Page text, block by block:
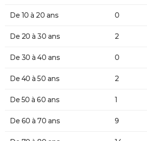
De 10 à 20 ans 0
De 20 à 30 ans 2
De 30 à 40 ans 0
De 40 à 50 ans 2
De 50 à 60 ans 1
De 60 à 70 ans 9